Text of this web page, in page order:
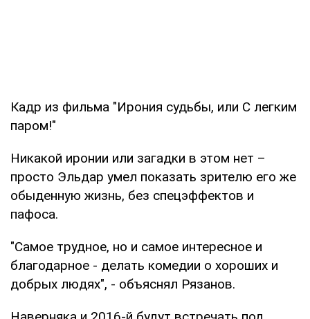
Кадр из фильма "Ирония судьбы, или С легким
паром!"
Никакой иронии или загадки в этом нет –
просто Эльдар умел показать зрителю его же
обыденную жизнь, без спецэффектов и
пафоса.
"Самое трудное, но и самое интересное и
благодарное - делать комедии о хороших и
добрых людях", - объяснял Рязанов.